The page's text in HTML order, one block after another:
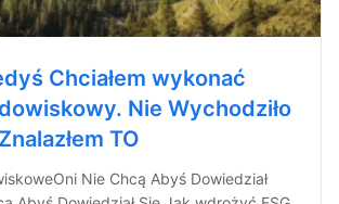
Chciałem wykonać
Nie Wychodziło
TO
Nie Chcą Abyś Dowiedział